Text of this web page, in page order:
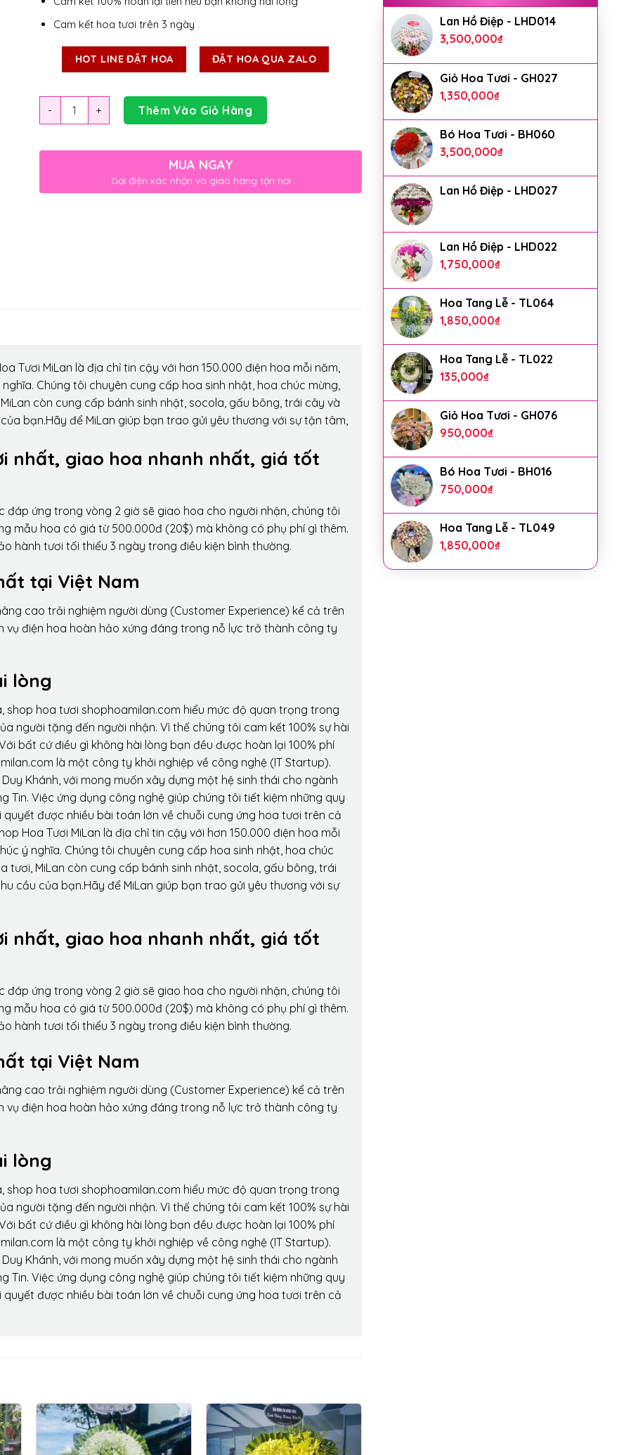
Lan Hồ Điệp - LHD014
3,500,000₫
Giỏ Hoa Tươi - GH027
1,350,000₫
Bó Hoa Tươi - BH060
3,500,000₫
Lan Hồ Điệp - LHD027
Lan Hồ Điệp - LHD022
1,750,000₫
Hoa Tang Lễ - TL064
1,850,000₫
Hoa Tang Lễ - TL022
135,000₫
Giỏ Hoa Tươi - GH076
950,000₫
Bó Hoa Tươi - BH016
750,000₫
Hoa Tang Lễ - TL049
1,850,000₫
Cam kết hoa tươi trên 3 ngày
HOT LINE ĐẶT HOA ĐẶT HOA QUA ZALO
Số lượng Thêm Vào Giỏ Hàng
MUA NGAY
Gọi điện xác nhận và giao hàng tận nơi
Tươi MiLan là địa chỉ tin cậy với hơn 150.000 điện hoa mỗi năm,
Chúng tôi chuyên cung cấp hoa sinh nhật, hoa chúc mừng,
còn cung cấp bánh sinh nhật, socola, gấu bông, trái cây và
bạn.Hãy để MiLan giúp bạn trao gửi yêu thương với sự tận tâm,
nhất, giao hoa nhanh nhất, giá tốt
đáp ứng trong vòng 2 giờ sẽ giao hoa cho người nhận, chúng tôi
mẫu hoa có giá từ 500.000đ (20$) mà không có phụ phí gì thêm.
hành tươi tối thiểu 3 ngày trong điều kiện bình thường.
tại Việt Nam
cao trải nghiệm người dùng (Customer Experience) kể cả trên
điện hoa hoàn hảo xứng đáng trong nỗ lực trở thành công ty
lòng
shop hoa tươi shophoamilan.com hiểu mức độ quan trọng trong
người tặng đến người nhận. Vì thế chúng tôi cam kết 100% sự hài
bất cứ điều gì không hài lòng bạn đều được hoàn lại 100% phí
là một công ty khởi nghiệp về công nghệ (IT Startup).
Khánh, với mong muốn xây dựng một hệ sinh thái cho ngành
Tin. Việc ứng dụng công nghệ giúp chúng tôi tiết kiệm những quy
được nhiều bài toán lớn về chuỗi cung ứng hoa tươi trên cả
Hoa Tươi MiLan là địa chỉ tin cậy với hơn 150.000 điện hoa mỗi
ý nghĩa. Chúng tôi chuyên cung cấp hoa sinh nhật, hoa chúc
tươi, MiLan còn cung cấp bánh sinh nhật, socola, gấu bông, trái
cầu của bạn.Hãy để MiLan giúp bạn trao gửi yêu thương với sự
nhất, giao hoa nhanh nhất, giá tốt
đáp ứng trong vòng 2 giờ sẽ giao hoa cho người nhận, chúng tôi
mẫu hoa có giá từ 500.000đ (20$) mà không có phụ phí gì thêm.
hành tươi tối thiểu 3 ngày trong điều kiện bình thường.
tại Việt Nam
cao trải nghiệm người dùng (Customer Experience) kể cả trên
điện hoa hoàn hảo xứng đáng trong nỗ lực trở thành công ty
lòng
shop hoa tươi shophoamilan.com hiểu mức độ quan trọng trong
người tặng đến người nhận. Vì thế chúng tôi cam kết 100% sự hài
bất cứ điều gì không hài lòng bạn đều được hoàn lại 100% phí
là một công ty khởi nghiệp về công nghệ (IT Startup).
Khánh, với mong muốn xây dựng một hệ sinh thái cho ngành
Tin. Việc ứng dụng công nghệ giúp chúng tôi tiết kiệm những quy
được nhiều bài toán lớn về chuỗi cung ứng hoa tươi trên cả